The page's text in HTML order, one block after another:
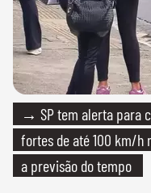
→ SP tem alerta para
fortes de até 100 km/h
a previsão do tempo